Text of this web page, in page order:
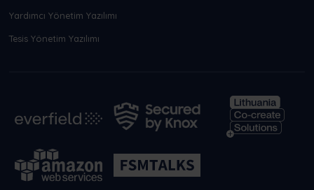
Yardımcı Yönetim Yazılımı
Tesis Yönetim Yazılımı